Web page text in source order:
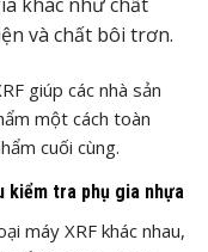
khác như chất
và chất bôi trơn.
giúp các nhà sản
một cách toàn
cuối cùng.
kiểm tra phụ gia nhựa
máy XRF khác nhau,